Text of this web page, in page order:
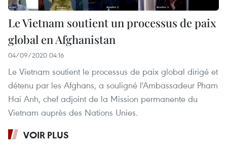
Le Vietnam soutient un processus de paix
global en Afghanistan
04/09/2020 04:16
Le Vietnam soutient le processus de paix global dirigé et
détenu par les Afghans, a souligné l'Ambassadeur Pham
Hai Anh, chef adjoint de la Mission permanente du
Vietnam auprès des Nations Unies.
VOIR PLUS